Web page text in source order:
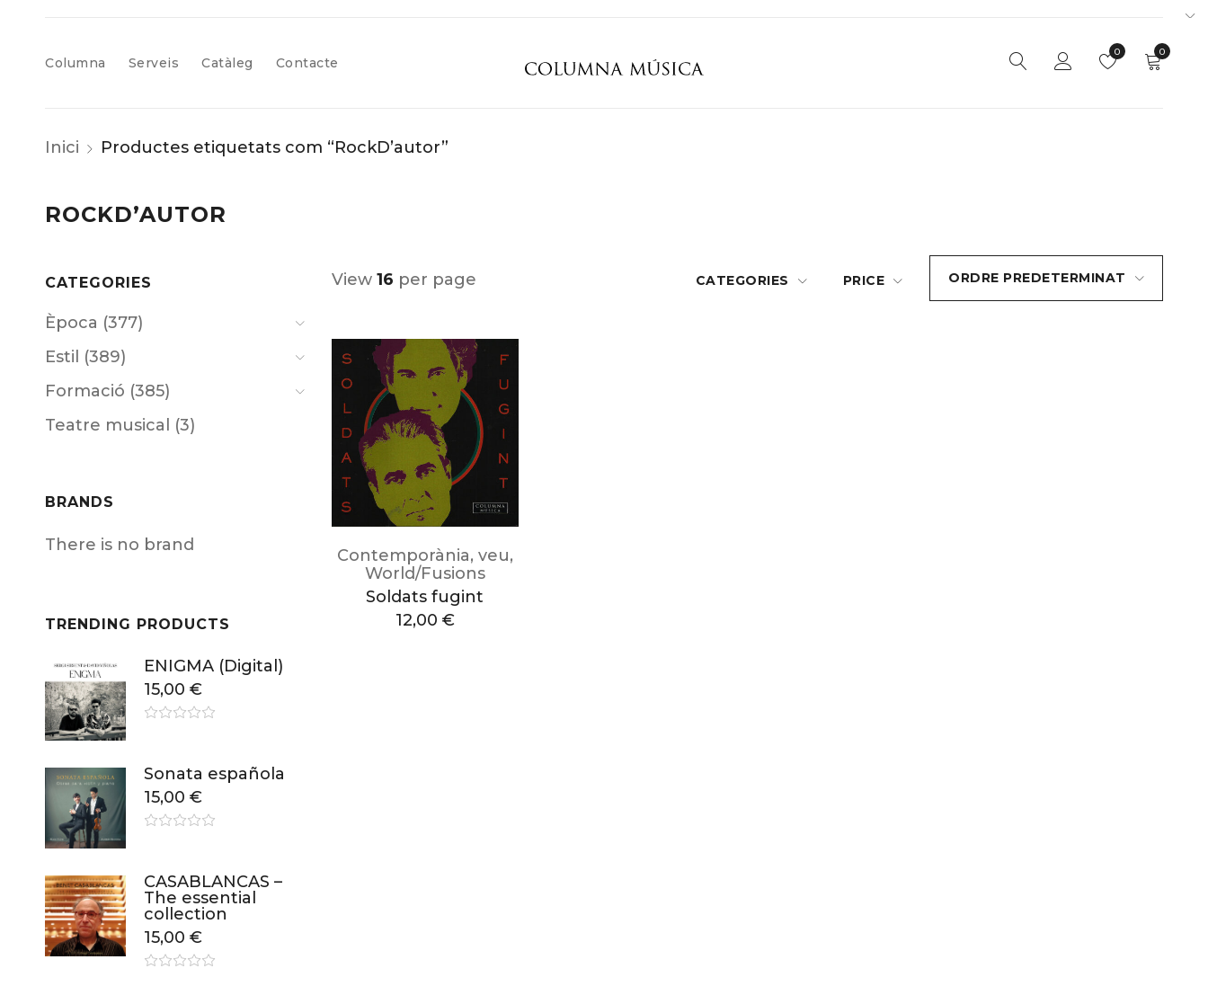
Columna Serveis Catàleg Contacte
0
0
Inici Productes etiquetats com “RockD’autor”
ROCKD’AUTOR
CATEGORIES
Època (377)
Estil (389)
Formació (385)
Teatre musical (3)
BRANDS
There is no brand
TRENDING PRODUCTS
ENIGMA (Digital)
15,00 €
Sonata española
15,00 €
CASABLANCAS –
The essential
collection
15,00 €
ORDRE PREDETERMINAT
View 16 per page CATEGORIES PRICE
Contemporània, veu,
World/Fusions
Soldats fugint
12,00 €